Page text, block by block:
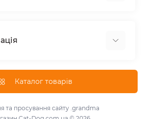
котів
собак
котів
товарів
Каталог товарів
та просування сайту .grandma